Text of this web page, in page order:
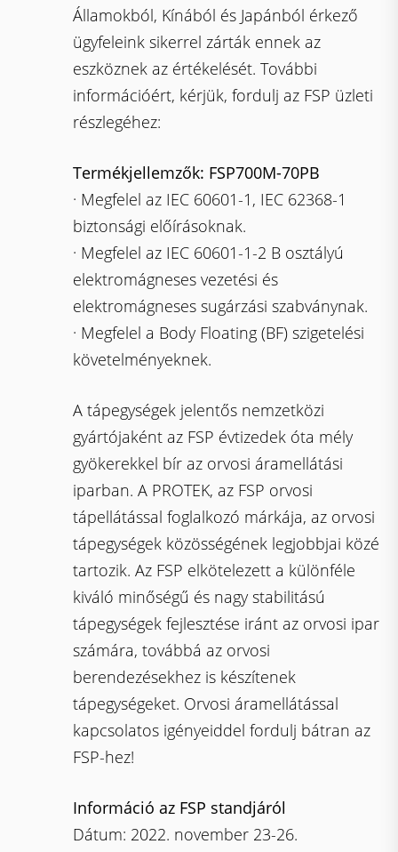
Államokból, Kínából és Japánból érkező
ügyfeleink sikerrel zárták ennek az
eszköznek az értékelését. További
információért, kérjük, fordulj az FSP üzleti
részlegéhez:
Termékjellemzők: FSP700M-70PB
· Megfelel az IEC 60601-1, IEC 62368-1
biztonsági előírásoknak.
· Megfelel az IEC 60601-1-2 B osztályú
elektromágneses vezetési és
elektromágneses sugárzási szabványnak.
· Megfelel a Body Floating (BF) szigetelési
követelményeknek.
A tápegységek jelentős nemzetközi
gyártójaként az FSP évtizedek óta mély
gyökerekkel bír az orvosi áramellátási
iparban. A PROTEK, az FSP orvosi
tápellátással foglalkozó márkája, az orvosi
tápegységek közösségének legjobbjai közé
tartozik. Az FSP elkötelezett a különféle
kiváló minőségű és nagy stabilitású
tápegységek fejlesztése iránt az orvosi ipar
számára, továbbá az orvosi
berendezésekhez is készítenek
tápegységeket. Orvosi áramellátással
kapcsolatos igényeiddel fordulj bátran az
FSP-hez!
Információ az FSP standjáról
Dátum: 2022. november 23-26.